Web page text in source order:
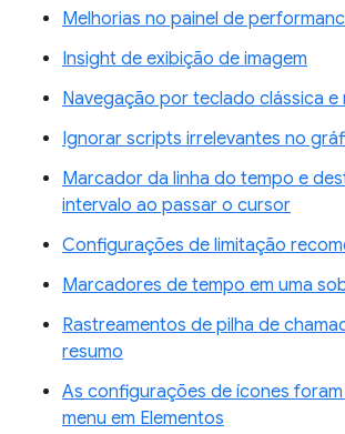
Melhorias no painel de
Insight de exibição de imagem
Navegação por teclado clássica e
Ignorar scripts irrelevantes no
Marcador da linha do tempo e
intervalo ao passar o cursor
Configurações de limitação
Marcadores de tempo em uma
Rastreamentos de pilha de
resumo
As configurações de ícones
menu em Elementos